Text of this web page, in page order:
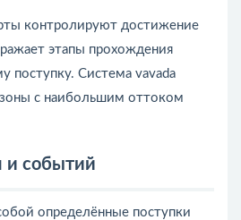
контролируют достижение
этапы прохождения
поступку. Система vavada
с наибольшим оттоком
и событий
определённые поступки